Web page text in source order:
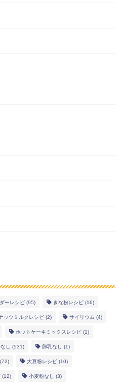
ーレシピ (95) きな粉レシピ (16)
ッツミルクレシピ (2) サイリウム (4)
ホットケーキミックスレシピ (1)
し (531) 卵乳なし (1)
(72) 大豆粉レシピ (10)
(12) 小麦粉なし (3)
幼児食レシピ
米粉レシピ
ヘルシーレシピ